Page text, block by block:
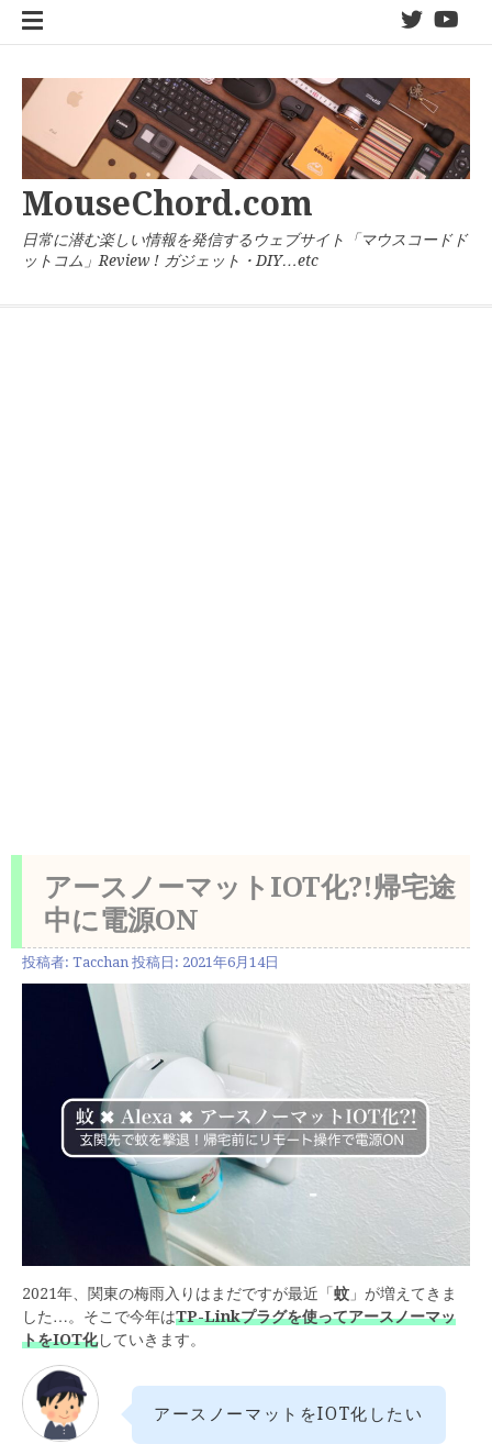
twitter
MouseChord.com
日常に潜む楽しい情報を発信するウェブサイト「マウスコードド
ットコム」Review ! ガジェット・DIY…etc
アースノーマットIOT化?!帰宅途
中に電源ON
投稿者: Tacchan 投稿日: 2021年6月14日
2021年、関東の梅雨入りはまだですが最近「 蚊 」が増えてきま
した…。そこで今年はTP-Linkプラグを使ってアースノーマッ
トをIOT化していきます。
アースノーマットをIOT化したい